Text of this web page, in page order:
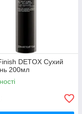
DETOX Сухий
200мл